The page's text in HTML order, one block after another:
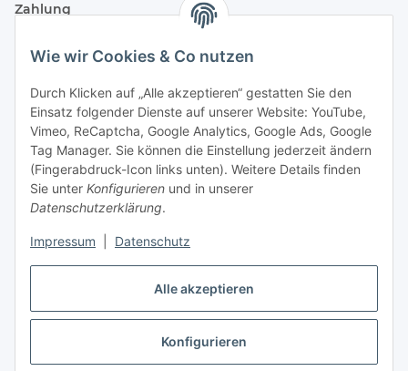
Alle akzeptieren
Konfigurieren
Wie wir Cookies & Co nutzen
Durch Klicken auf „Alle akzeptieren“ gestatten Sie den
Einsatz folgender Dienste auf unserer Website: YouTube,
Vimeo, ReCaptcha, Google Analytics, Google Ads, Google
Tag Manager. Sie können die Einstellung jederzeit ändern
(Fingerabdruck-Icon links unten). Weitere Details finden
Sie unter Konfigurieren und in unserer
Datenschutzerklärung.
Impressum Datenschutz
Zahlung
Versand
Vertrag widerrufen